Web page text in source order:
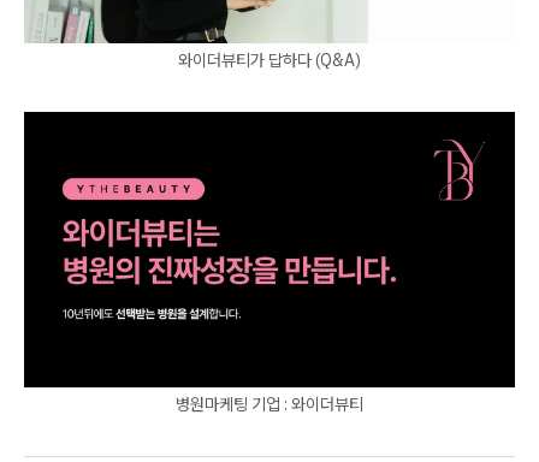
와이더뷰티가 답하다 (Q&A)
병원마케팅 기업 : 와이더뷰티